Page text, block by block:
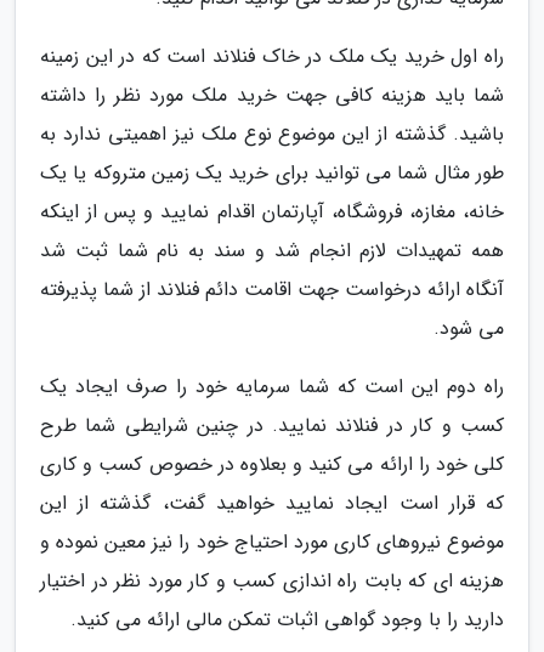
راه اول خرید یک ملک در خاک فنلاند است که در این زمینه
شما باید هزینه کافی جهت خرید ملک مورد نظر را داشته
باشید. گذشته از این موضوع نوع ملک نیز اهمیتی ندارد به
طور مثال شما می توانید برای خرید یک زمین متروکه یا یک
خانه، مغازه، فروشگاه، آپارتمان اقدام نمایید و پس از اینکه
همه تمهیدات لازم انجام شد و سند به نام شما ثبت شد
آنگاه ارائه درخواست جهت اقامت دائم فنلاند از شما پذیرفته
می شود.
راه دوم این است که شما سرمایه خود را صرف ایجاد یک
کسب و کار در فنلاند نمایید. در چنین شرایطی شما طرح
کلی خود را ارائه می کنید و بعلاوه در خصوص کسب و کاری
که قرار است ایجاد نمایید خواهید گفت، گذشته از این
موضوع نیروهای کاری مورد احتیاج خود را نیز معین نموده و
هزینه ای که بابت راه اندازی کسب و کار مورد نظر در اختیار
دارید را با وجود گواهی اثبات تمکن مالی ارائه می کنید.